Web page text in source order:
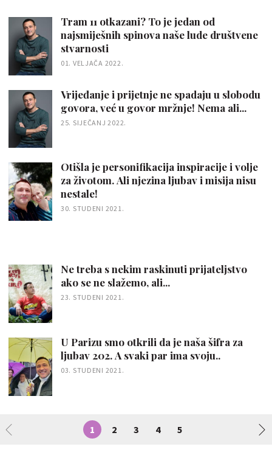
Tram 11 otkazani? To je jedan od
najsmiješnih spinova naše lude društvene
stvarnosti
01. VELJAČA 2022.
Vrijeđanje i prijetnje ne spadaju u slobodu
govora, već u govor mržnje! Nema ali...
25. SIJEČANJ 2022.
Otišla je personifikacija inspiracije i volje
za životom. Ali njezina ljubav i misija nisu
nestale!
30. STUDENI 2021.
Ne treba s nekim raskinuti prijateljstvo
ako se ne slažemo, ali...
23. STUDENI 2021.
U Parizu smo otkrili da je naša šifra za
ljubav 202. A svaki par ima svoju..
03. STUDENI 2021.
1 2 3 4 5